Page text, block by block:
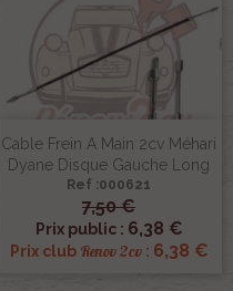
Cable Frein A Main 2cv Méhari
Dyane Disque Gauche Long
Ref :000621
7,50 €
Prix public : 6,38 €
Prix club Renov 2cv: 6,38 €